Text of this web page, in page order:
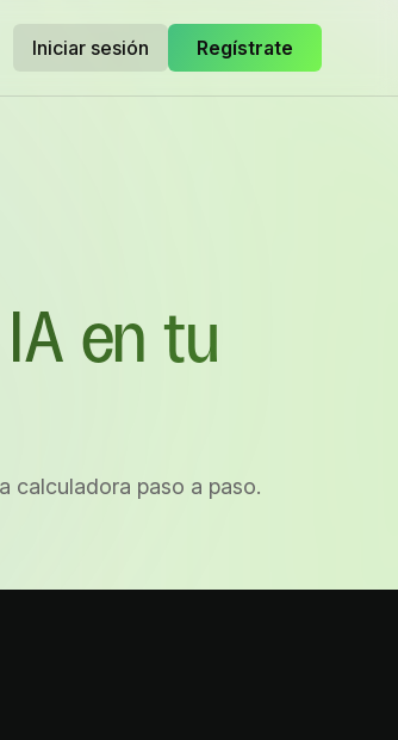
Iniciar sesión Regístrate
en tu
calculadora paso a paso.